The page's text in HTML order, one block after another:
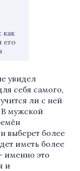
как
его
увидел
себя самого,
ли с ней
мужской
выберет более
иметь более
именно это
и